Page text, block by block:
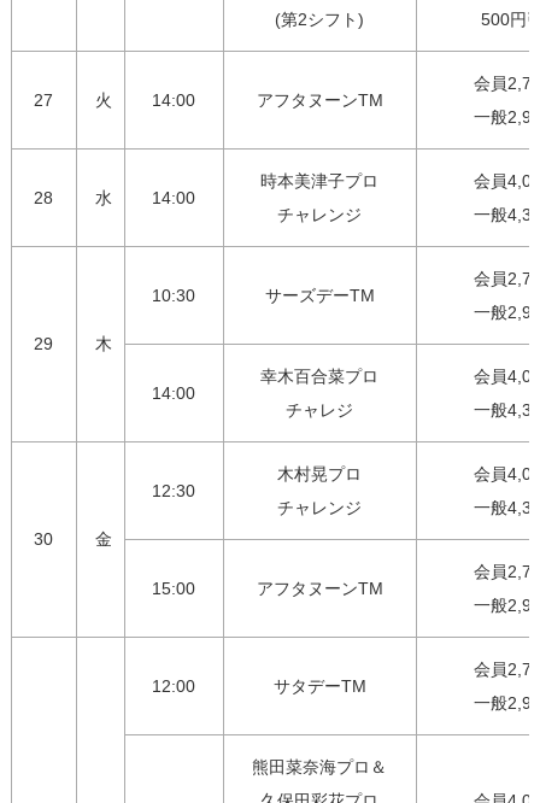
(第2シフト)
500円
27 火 14:00 アフタヌーンTM
会員
一般
28 水 14:00
時本美津子プロ
チャレンジ
会員
一般
29 木
10:30 サーズデーTM
会員
一般
14:00
幸木百合菜プロ
チャレジ
会員
一般
30 金
12:30
木村晃プロ
チャレンジ
会員
一般
15:00 アフタヌーンTM
会員
一般
12:00 サタデーTM
会員
一般
熊田菜奈海プロ＆